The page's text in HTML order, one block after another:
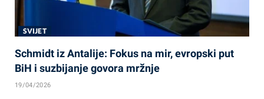
SVIJET
Schmidt iz Antalije: Fokus na mir, evropski put
BiH i suzbijanje govora mržnje
19/04/2026